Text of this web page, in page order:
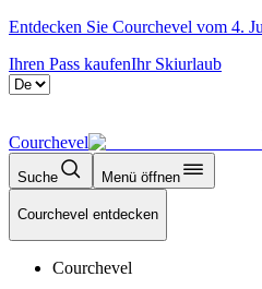
Entdecken Sie Courchevel vom 4.
Ihren Pass kaufenIhr Skiurlaub
Courchevel
Suche Menü öffnen
Courchevel entdecken
Courchevel